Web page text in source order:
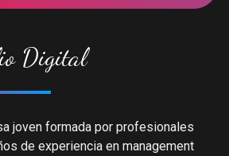
Digital
joven formada por profesionales
de experiencia en management